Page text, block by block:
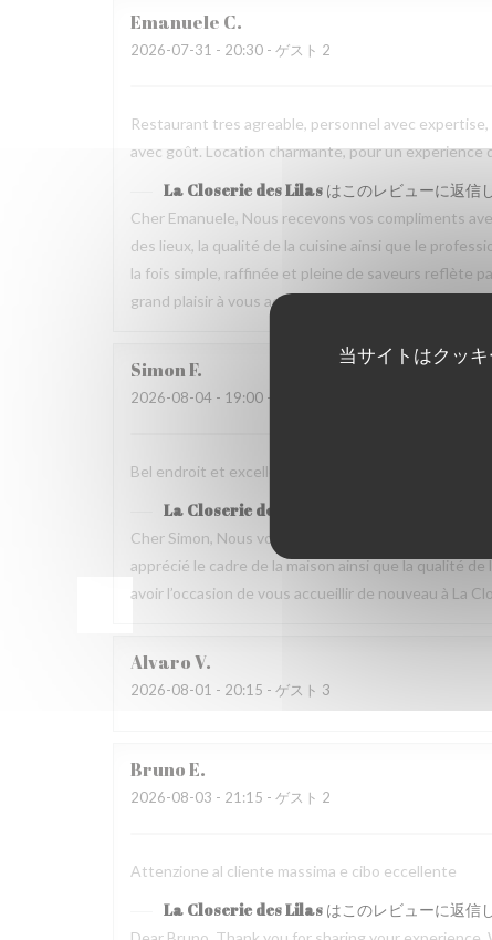
当サイトはクッ
Emanuele C
2026-07-31 - 20:30 - ゲスト 2
Restaurant tres agreable, personnel avec
avec goût. Location charmante, pour un
La Closerie des Lilas はこのレビューに返信
Cher Emanuele, Nous recevons vos compliments
des lieux, la qualité de la cuisine ainsi que le
la fois simple, raffinée et pleine de saveurs reflète
grand plaisir à vous accueillir de nouveau à La
SimonF
2026-08-04 - 19:00 - ゲスト 5
Bel endroit et excellente nourriture Mais dommage
La Closerie des Lilas
Cher Simon, Nous vous remercions d’avoir pris le
apprécié le cadre de la maison ainsi que la qualité
avoir l’occasion de vous accueillir de nouveau à La
AlvaroV
2026-08-01 - 20:15 - ゲスト 3
BrunoE
2026-08-03 - 21:15 - ゲスト 2
Attenzione al cliente massima e cibo eccellente
La Closerie des Lilas はこのレビューに返信